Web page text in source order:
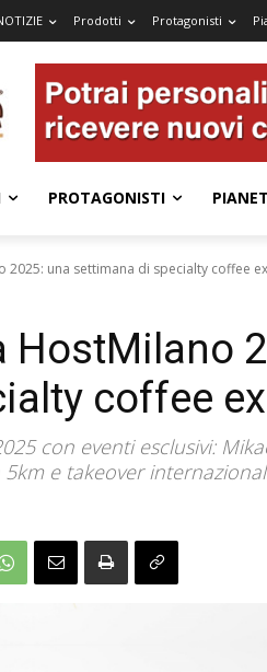
Prodotti Protagonisti
PROTAGONISTI
2025: una settimana di specialty coffee
HostMilano
coffee
con eventi esclusivi:
e takeover